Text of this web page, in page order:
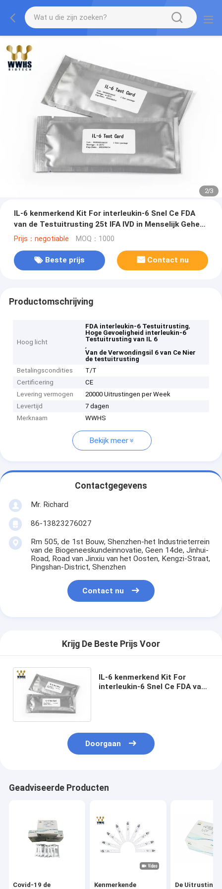
2/3
IL-6 kenmerkend Kit For interleukin-6 Snel Ce FDA
van de Testuitrusting 25t IFA IVD in Menselijk Geheel
Bloed
Prijs：negotiable MOQ：1000
Beste prijs Contact nu
Productomschrijving
Hoog licht
FDA interleukin-6 Testuitrusting,
Hoge Gevoeligheid interleukin-6
Testuitrusting van IL 6
,
Van de Verwondingsil 6 van Ce Nier
de testuitrusting
Betalingscondities
T/T
Certificering
CE
Levering vermogen
20000 Uitrustingen per Week
Levertijd
7 dagen
Merknaam
WWHS
Bekijk meer
Contactgegevens
Mr. Richard
86-13823276027
Rm 505, de 1st Bouw, Shenzhen-het Industrieterrein
van de Biogeneeskundeinnovatie, Geen 14de, Jinhui-
Road, Road van Jinxiu van het Oosten, Kengzi-Straat,
Pingshan-District, Shenzhen
Contact nu
Krijg De Beste Prijs Voor
IL-6 kenmerkend Kit For
interleukin-6 Snel Ce FDA van
Doorgaan
Geadviseerde Producten
Covid-19 de
Kenmerkende
De Uitrusting